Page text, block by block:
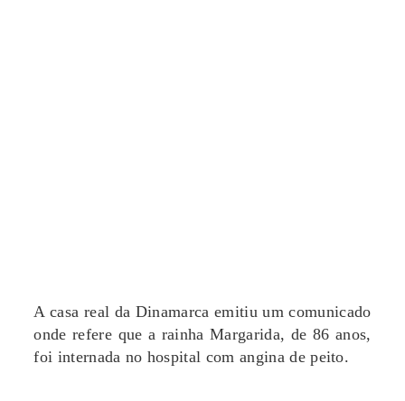
A casa real da Dinamarca emitiu um comunicado
onde refere que a rainha Margarida, de 86 anos,
foi internada no hospital com angina de peito.